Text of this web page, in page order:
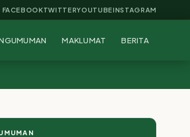
FACEBOOKTWITTERYOUTUBEINSTAGRAM
MAKLUMAT BERITA